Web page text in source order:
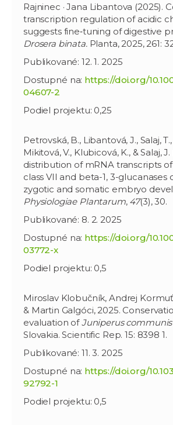
Rajninec · Jana Libantova (2025).
transcription regulation of acidic
suggests fine‑tuning of digestive
Drosera binata.Planta, 2025, 261:
Publikované: 12. 1. 2025
Dostupné na: https://doi.org/
04607-2
Podiel projektu: 0,25
Petrovská, B., Libantová, J., Salaj,
Mikitová, V., Klubicová, K., & Salaj,
distribution of mRNA transcripts
class VII and beta-1, 3-glucanases
zygotic and somatic embryo
Physiologiae Plantarum, 47(3), 30.
Publikované: 8. 2. 2025
Dostupné na: https://doi.org/
03772-x
Podiel projektu: 0,5
Miroslav Klobučník, Andrej
& Martin Galgóci, 2025.
evaluation ofJuniperus
Slovakia. Scientific Rep. 15: 8398 1.
Publikované: 11. 3. 2025
Dostupné na: https://doi.org/
92792-1
Podiel projektu: 0,5